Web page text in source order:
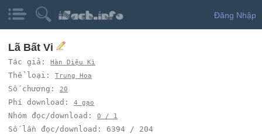
Đăng Nhập
Lã Bất Vi
Tác giả: Hàn Diệu Kì
Thể loại: Trung Hoa
Số chương: 20
Phí download: 4 gạo
Nhóm đọc/download: 0 / 1
Số lần đọc/download: 6394 / 204